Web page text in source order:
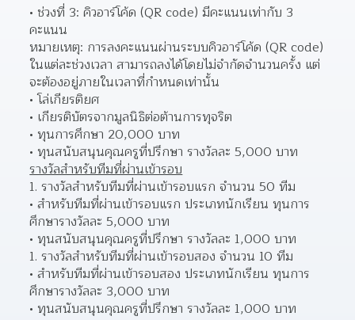
ช่วงที่ 3: คิวอาร์โค้ด (QR code) มีคะแนนเท่ากับ 3
คะแนน
หมายเหตุ: การลงคะแนนผ่านระบบคิวอาร์โค้ด (QR code)
ในแต่ละช่วงเวลา สามารถลงได้โดยไม่จำกัดจำนวนครั้ง แต่
จะต้องอยู่ภายในเวลาที่กำหนดเท่านั้น
โล่เกียรติยศ
เกียรติบัตรจากมูลนิธิต่อต้านการทุจริต
ทุนการศึกษา 20,000 บาท
ทุนสนับสนุนคุณครูที่ปรึกษา รางวัลละ 5,000 บาท
รางวัลสำหรับทีมที่ผ่านเข้ารอบ
รางวัลสำหรับทีมที่ผ่านเข้ารอบแรก จำนวน 50 ทีม
สำหรับทีมที่ผ่านเข้ารอบแรก ประเภทนักเรียน ทุนการ
ศึกษารางวัลละ 5,000 บาท
ทุนสนับสนุนคุณครูที่ปรึกษา รางวัลละ 1,000 บาท
รางวัลสำหรับทีมที่ผ่านเข้ารอบสอง จำนวน 10 ทีม
สำหรับทีมที่ผ่านเข้ารอบสอง ประเภทนักเรียน ทุนการ
ศึกษารางวัลละ 3,000 บาท
ทุนสนับสนุนคุณครูที่ปรึกษา รางวัลละ 1,000 บาท